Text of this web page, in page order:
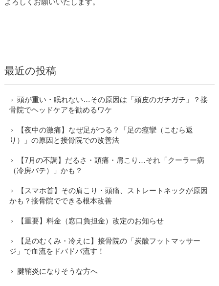
よろしくお願いいたします。
最近の投稿
頭が重い・眠れない…その原因は「頭皮のガチガチ」？接
骨院でヘッドケアを勧めるワケ
【夜中の激痛】なぜ足がつる？「足の痙攣（こむら返
り）」の原因と接骨院での改善法
【7月の不調】だるさ・頭痛・肩こり…それ「クーラー病
（冷房バテ）」かも？
【スマホ首】その肩こり・頭痛、ストレートネックが原因
かも？接骨院でできる根本改善
【重要】料金（窓口負担金）改定のお知らせ
【足のむくみ・冷えに】接骨院の「炭酸フットマッサー
ジ」で血流をドバドバ流す！
腱鞘炎になりそうな方へ